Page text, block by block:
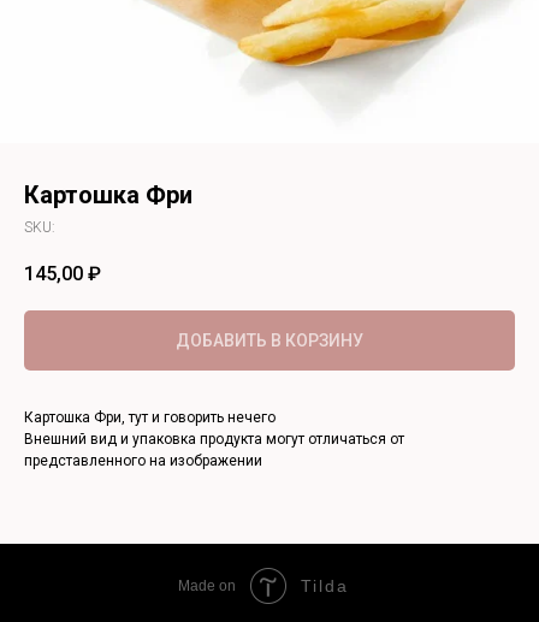
Картошка Фри
SKU:
145,00 ₽
ДОБАВИТЬ В КОРЗИНУ
Картошка Фри, тут и говорить нечего
Внешний вид и упаковка продукта могут отличаться от
представленного на изображении
Made on Tilda